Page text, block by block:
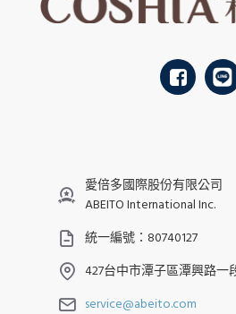
愛倍多國際股份有限公司
ABEITO International Inc.
統一編號：80740127
427台中市潭子區潭興路一
service@abeito.com